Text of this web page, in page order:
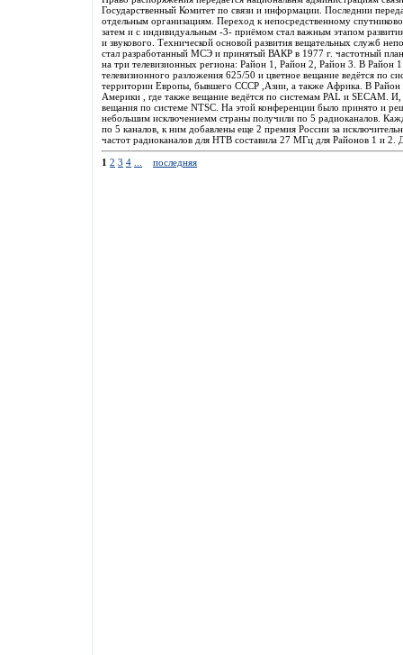
Государственный Комитет по связи и информации. Последнии
отдельным организациям. Переход к непосредственному
затем и с индивидуальным -3- приёмом стал важным этапом
и звукового. Технической основой развития вещательных служб
стал разработанный МСЭ и принятый ВАКР в 1977 г. частотный
на три телевизионных региона: Район 1, Район 2, Район 3. В Район 1
телевизионного разложения 625/50 и цветное вещание ведётся по
территории Европы, бывшего СССР ,Азии, а также Африка. В
Америки , где также вещание ведётся по системам PAL и SECAM. И,
вещания по системе NTSC. На этой конференции было принято и
небольшим исключениемм страны получили по 5 радиоканалов.
по 5 каналов, к ним добавлены еще 2 премия России за
частот радиоканалов для НТВ составила 27 МГц для Районов 1 и
1 2 3 4 последняя